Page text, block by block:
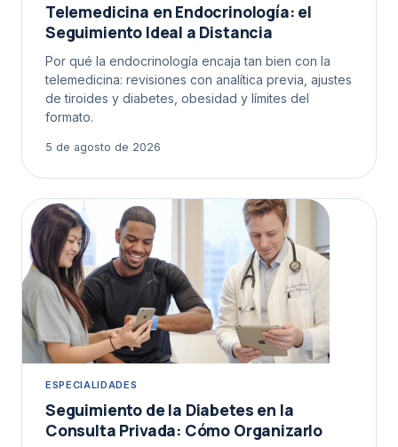
Telemedicina en Endocrinología: el
Seguimiento Ideal a Distancia
Por qué la endocrinología encaja tan bien con la
telemedicina: revisiones con analítica previa, ajustes
de tiroides y diabetes, obesidad y límites del
formato.
5 de agosto de 2026
ESPECIALIDADES
Seguimiento de la Diabetes en la
Consulta Privada: Cómo Organizarlo